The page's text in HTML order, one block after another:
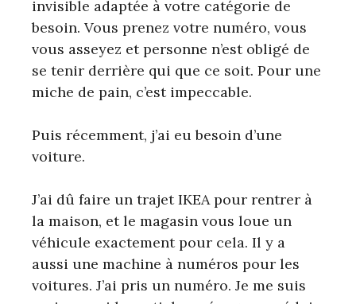
invisible adaptée à votre catégorie de
besoin. Vous prenez votre numéro, vous
vous asseyez et personne n’est obligé de
se tenir derrière qui que ce soit. Pour une
miche de pain, c’est impeccable.
Puis récemment, j’ai eu besoin d’une
voiture.
J’ai dû faire un trajet IKEA pour rentrer à
la maison, et le magasin vous loue un
véhicule exactement pour cela. Il y a
aussi une machine à numéros pour les
voitures. J’ai pris un numéro. Je me suis